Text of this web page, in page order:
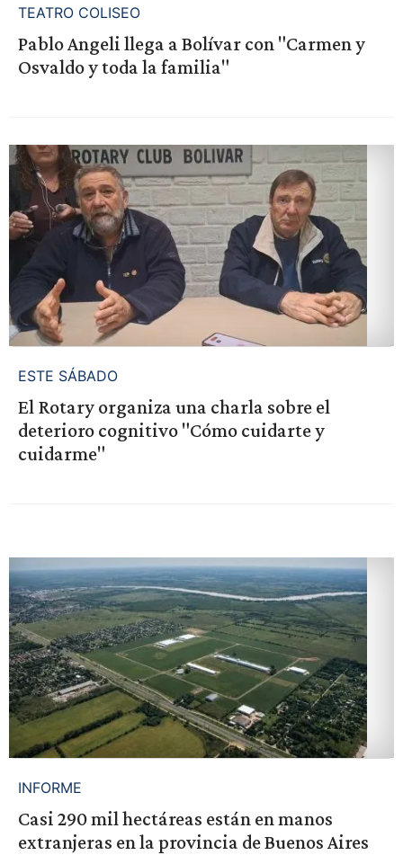
TEATRO COLISEO
Pablo Angeli llega a Bolívar con "Carmen y
Osvaldo y toda la familia"
ESTE SÁBADO
El Rotary organiza una charla sobre el
deterioro cognitivo "Cómo cuidarte y
cuidarme"
INFORME
Casi 290 mil hectáreas están en manos
extranjeras en la provincia de Buenos Aires